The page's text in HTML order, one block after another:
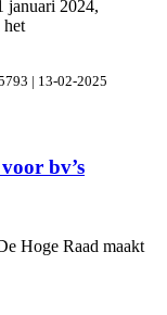
januari 2024,
het
| 13-02-2025
bv’s
Hoge Raad maakt